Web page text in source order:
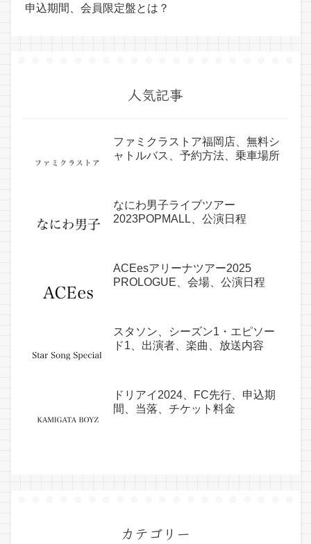
申込期間、会員限定盤とは？
人気記事
ファミクラストア福岡店、無料シ
ャトルバス、予約方法、乗車場所
なにわ男子ライブツアー
2023POPMALL、公演日程
ACEesアリーナツアー2025
PROLOGUE、会場、公演日程
スタソン、シーズン1・エピソー
ド1、出演者、楽曲、放送内容
ドリアイ2024、FC先行、申込期
間、当落、チケット料金
カテゴリー